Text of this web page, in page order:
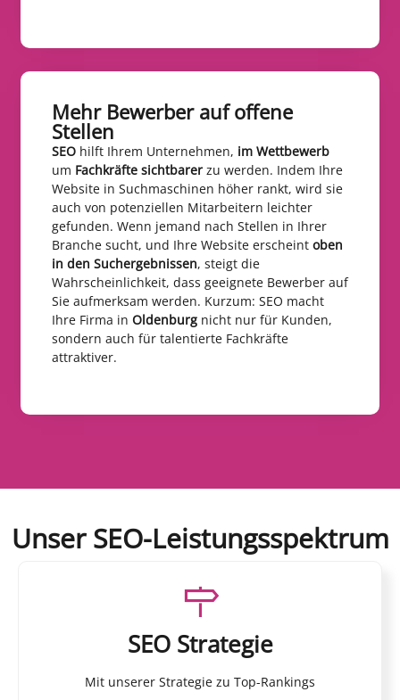
Mehr Bewerber auf offene
Stellen​
SEO hilft Ihrem Unternehmen, im Wettbewerb
um Fachkräfte sichtbarer zu werden. Indem Ihre
Website in Suchmaschinen höher rankt, wird sie
auch von potenziellen Mitarbeitern leichter
gefunden. Wenn jemand nach Stellen in Ihrer
Branche sucht, und Ihre Website erscheint oben
in den Suchergebnissen, steigt die
Wahrscheinlichkeit, dass geeignete Bewerber auf
Sie aufmerksam werden. Kurzum: SEO macht
Ihre Firma in Oldenburg nicht nur für Kunden,
sondern auch für talentierte Fachkräfte
attraktiver.
Unser SEO-Leistungsspektrum
SEO Strategie
Mit unserer Strategie zu Top-Rankings